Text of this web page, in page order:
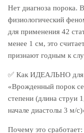
Нет диагноза порока.
физиологический
для применения 42
менее 1 см, это
признают годным к
✅ Как ИДЕАЛЬНО для
«Врожденный порок
степени (длина струи
начале диастолы 3 м/
Почему это сработает:
Мы в России
Бесплатная